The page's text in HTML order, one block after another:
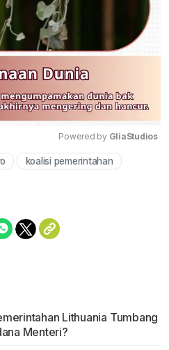
Mute
Powered by GliaStudios
koalisi pemerintahan
Lithuania Tumbang
Menteri?